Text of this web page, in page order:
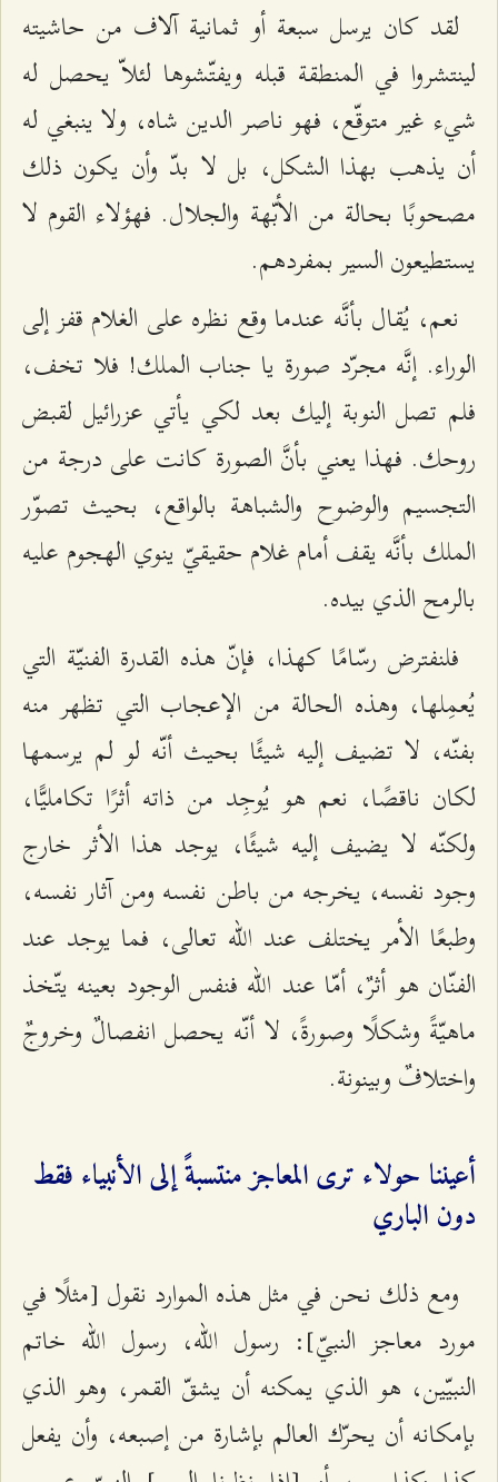
لقد كان يرسل سبعة أو ثمانية آلاف من حاشيته
لينتشروا في المنطقة قبله ويفتّشوها لئلاّ يحصل له
شيء غير متوقّع، فهو ناصر الدين شاه، ولا ينبغي له
أن يذهب بهذا الشكل، بل لا بدّ وأن يكون ذلك
مصحوبًا بحالة من الأبّهة والجلال. فهؤلاء القوم لا
يستطيعون السير بمفردهم.
نعم، يُقال بأنَّه عندما وقع نظره على الغلام قفز إلى
الوراء. إنَّه مجرّد صورة يا جناب الملك! فلا تخف،
فلم تصل النوبة إليك بعد لكي يأتي عزرائيل لقبض
روحك. فهذا يعني بأنَّ الصورة كانت على درجة من
التجسيم والوضوح والشباهة بالواقع، بحيث تصوّر
الملك بأنَّه يقف أمام غلام حقيقيّ ينوي الهجوم عليه
بالرمح الذي بيده.
فلنفترض رسّامًا كهذا، فإنّ هذه القدرة الفنيّة التي
يُعمِلها، وهذه الحالة من الإعجاب التي تظهر منه
بفنّه، لا تضيف إليه شيئًا بحيث أنّه لو لم يرسمها
لكان ناقصًا، نعم هو يُوجِد من ذاته أثرًا تكامليًّا،
ولكنّه لا يضيف إليه شيئًا، يوجد هذا الأثر خارج
وجود نفسه، يخرجه من باطن نفسه ومن آثار نفسه،
وطبعًا الأمر يختلف عند الله تعالى، فما يوجد عند
الفنّان هو أثرٌ، أمّا عند الله فنفس الوجود بعينه يتّخذ
ماهيّةً وشكلًا وصورةً، لا أنّه يحصل انفصالٌ وخروجٌ
واختلافٌ وبينونة.
أعيننا حولاء ترى المعاجز منتسبةً إلى الأنبياء فقط
دون الباري
ومع ذلك نحن في مثل هذه الموارد نقول [مثلًا في
مورد معاجز النبيّ]: رسول الله، رسول الله خاتم
النبيّين، هو الذي يمكنه أن يشقّ القمر، وهو الذي
بإمكانه أن يحرّك العالم بإشارة من إصبعه، وأن يفعل